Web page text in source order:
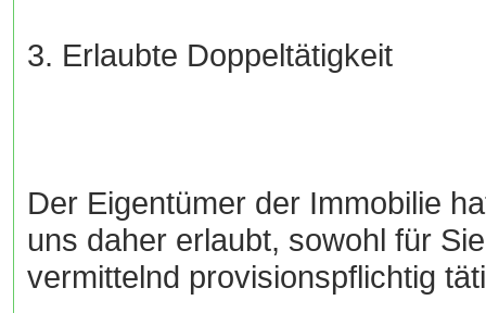
3. Erlaubte Doppeltätigkeit
Der Eigentümer der Immobilie
uns daher erlaubt, sowohl für
vermittelnd provisionspflichtig